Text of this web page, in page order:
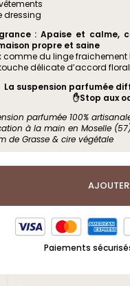
dressing
: Apaise et calme,
propre et saine
comme du linge fraichement
touche délicate d’accord floral
La suspension parfumée
✋Stop aux
parfumée 100%
à la main en Moselle
de Grasse & cire végétale
Paiements